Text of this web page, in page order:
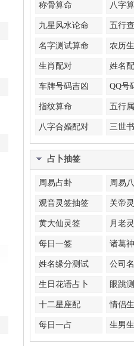
称骨算命 八字
九星风水论命 五行
名字测试算命 农历
生肖配对 姓名
车牌号码吉凶 QQ号
指纹算命 五行
八字合婚配对 三世
占卜抽签
周易占卦 周易
观音灵签抽签 关帝
黄大仙灵签 月老
每日一签 诸葛
姓名缘分测试 公司
生日花语占卜 眼跳
十二星座配 情侣
每日一占 生男